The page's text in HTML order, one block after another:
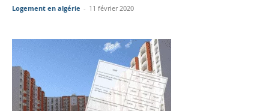
Logement en algérie - 11 février 2020